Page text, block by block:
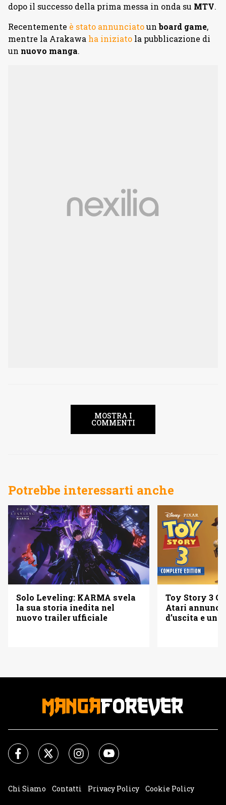
dopo il successo della prima messa in onda su MTV.
Recentemente è stato annunciatounboard game,
mentre la Arakawa ha iniziato la pubblicazione di
un nuovo manga.
MOSTRA I
COMMENTI
Potrebbe interessarti anche
Solo Leveling: KARMA svela
la sua storia inedita nel
nuovo trailer ufficiale
Toy Story 3
Atari
d’uscita e
Chi Siamo Contatti Privacy Policy
Cookie Policy